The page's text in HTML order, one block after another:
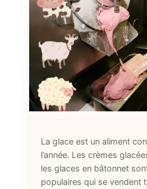
La glace est un aliment
l’année. Les crèmes
les glaces en bâtonnet
populaires qui se vendent